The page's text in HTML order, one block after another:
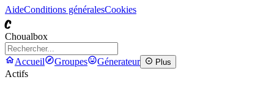
AideConditions généralesCookies
C
Choualbox
Accueil Groupes Génerateur Plus
Actifs